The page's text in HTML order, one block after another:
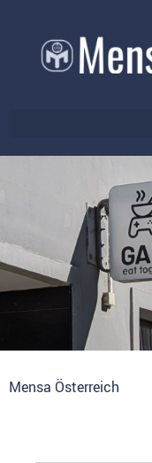
Mensa Österreich